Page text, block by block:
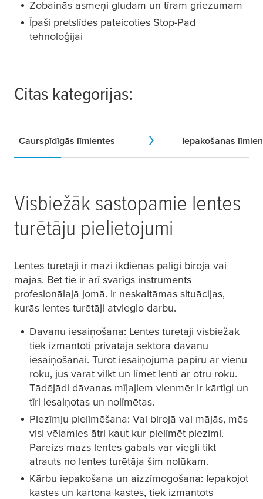
Zobainās asmeņi gludam un tīram griezumam
Īpaši pretslīdes pateicoties Stop-Pad
tehnoloģijai
Citas kategorijas:
Caurspīdīgās līmlentes Iepakošanas
Visbiežāk sastopamie lentes
turētāju pielietojumi
Lentes turētāji ir mazi ikdienas palīgi birojā vai
mājās. Bet tie ir arī svarīgs instruments
profesionālajā jomā. Ir neskaitāmas situācijas,
kurās lentes turētāji atvieglo darbu.
Dāvanu iesaiņošana: Lentes turētāji visbiežāk
tiek izmantoti privātajā sektorā dāvanu
iesaiņošanai. Turot iesaiņojuma papīru ar vienu
roku, jūs varat vilkt un līmēt lenti ar otru roku.
Tādējādi dāvanas mīļajiem vienmēr ir kārtīgi un
tīri iesaiņotas un nolīmētas.
Piezīmju pielīmēšana: Vai birojā vai mājās, mēs
visi vēlamies ātri kaut kur pielīmēt piezīmi.
Pareizs mazs lentes gabals var viegli tikt
atrauts no lentes turētāja šim nolūkam.
Kārbu iepakošana un aizzīmogošana: Iepakojot
kastes un kartona kastes, tiek izmantots